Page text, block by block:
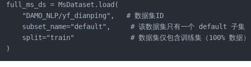
full_ms_ds = MsDataset.load(
    "DAMO_NLP/yf_dianping",   # 数据集ID
    subset_name="default",     # 该数据集只有一个 default 子集
    split="train"              # 数据集仅包含训练集（100% 数据）
)